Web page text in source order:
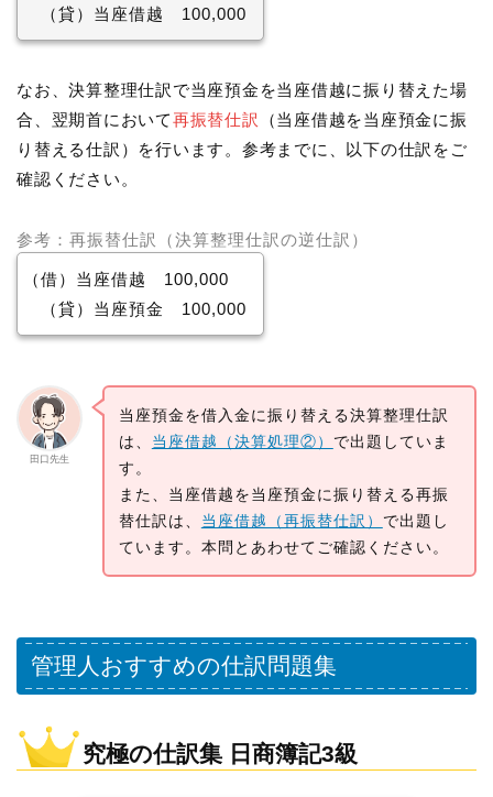
（貸）当座借越 100,000
なお、決算整理仕訳で当座預金を当座借越に振り替えた場
合、翌期首において再振替仕訳
（当座借越を当座預金に振
り替える仕訳）を行います。参考までに、以下の仕訳をご
確認ください。
参考：再振替仕訳（決算整理仕訳の逆仕訳）
（借）当座借越 100,000
（貸）当座預金 100,000
田口先生
当座預金を借入金に振り替える決算整理仕訳
は、 当座借越（決算処理②） で出題していま
す。
また、当座借越を当座預金に振り替える再振
替仕訳は、 当座借越（再振替仕訳） で出題し
ています。本問とあわせてご確認ください。
管理人おすすめの仕訳問題集
究極の仕訳集 日商簿記3級